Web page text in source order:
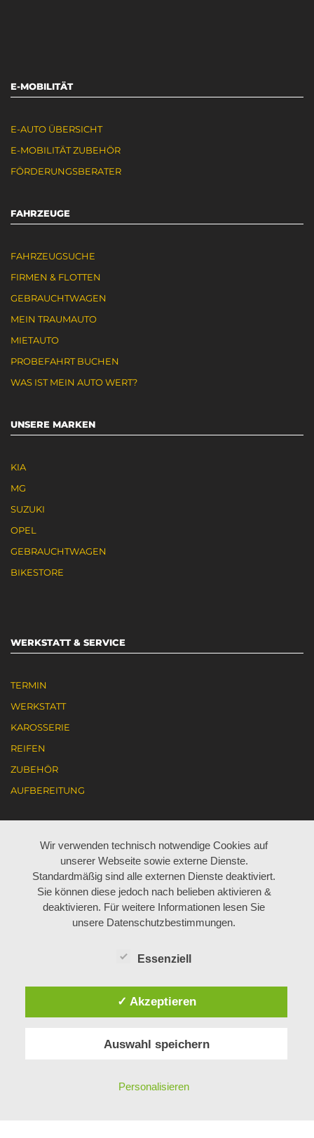
E-MOBILITÄT
E-AUTO ÜBERSICHT
E-MOBILITÄT ZUBEHÖR
FÖRDERUNGSBERATER
FAHRZEUGE
FAHRZEUGSUCHE
FIRMEN & FLOTTEN
GEBRAUCHTWAGEN
MEIN TRAUMAUTO
MIETAUTO
PROBEFAHRT BUCHEN
WAS IST MEIN AUTO WERT?
UNSERE MARKEN
KIA
MG
SUZUKI
OPEL
GEBRAUCHTWAGEN
BIKESTORE
WERKSTATT & SERVICE
TERMIN
WERKSTATT
KAROSSERIE
REIFEN
ZUBEHÖR
AUFBEREITUNG
AKTUELL JOBANGEBOTE
ARBEITEN BEI BÖHM
Wir verwenden technisch notwendige Cookies auf
unserer Webseite sowie externe Dienste.
Standardmäßig sind alle externen Dienste deaktiviert.
Sie können diese jedoch nach belieben aktivieren &
deaktivieren. Für weitere Informationen lesen Sie
unsere Datenschutzbestimmungen.
Essenziell
✓ Akzeptieren
Auswahl speichern
Personalisieren